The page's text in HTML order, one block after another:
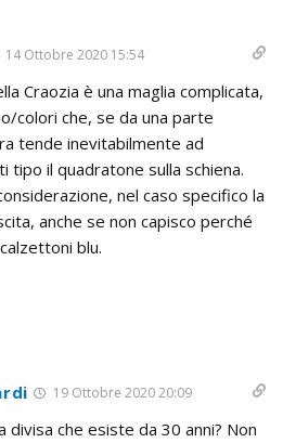
14 Ottobre 2020 15:54
Craozia è una maglia complicata,
colori che, se da una parte
tende inevitabilmente ad
tipo il quadratone sulla schiena.
nel caso specifico la
anche se non capisco perché
blu.
19 Ottobre 2020 20:09
divisa che esiste da 30 anni? Non